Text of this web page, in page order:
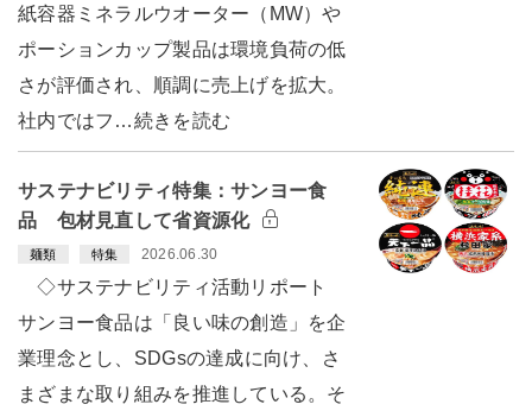
紙容器ミネラルウオーター（MW）や
ポーションカップ製品は環境負荷の低
さが評価され、順調に売上げを拡大。
社内ではフ…続きを読む
サステナビリティ特集：サンヨー食
品 包材見直して省資源化
麺類 特集 2026.06.30
◇サステナビリティ活動リポート
サンヨー食品は「良い味の創造」を企
業理念とし、SDGsの達成に向け、さ
まざまな取り組みを推進している。そ